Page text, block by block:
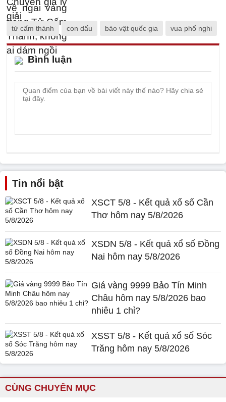
tử cấm thành con dấu bảo vật quốc gia vua phổ nghi
Bình luận
Tin nổi bật
XSCT 5/8 - Kết quả xổ số Cần
Thơ hôm nay 5/8/2026
XSDN 5/8 - Kết quả xổ số Đồng
Nai hôm nay 5/8/2026
Giá vàng 9999 Bảo Tín Minh
Châu hôm nay 5/8/2026 bao
nhiêu 1 chỉ?
XSST 5/8 - Kết quả xổ số Sóc
Trăng hôm nay 5/8/2026
CÙNG CHUYÊN MỤC